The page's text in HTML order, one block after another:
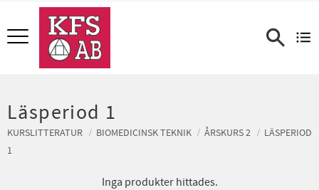
Meny
Läsperiod 1
KURSLITTERATUR BIOMEDICINSK TEKNIK ÅRSKURS 2
LÄSPERIOD
1
Inga produkter hittades.